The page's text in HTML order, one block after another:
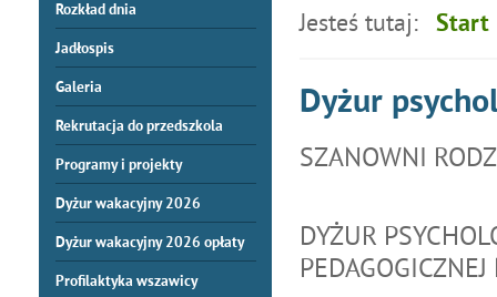
Rozkład dnia
Jadłospis
Galeria
Rekrutacja do przedszkola
Programy i projekty
Dyżur wakacyjny 2026
Dyżur wakacyjny 2026 opłaty
Profilaktyka wszawicy
Jesteś tutaj: Start
Dyżur
SZANOWNI
DYŻUR